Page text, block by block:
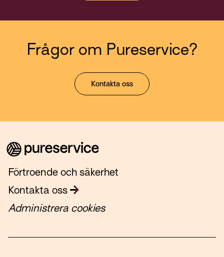
Frågor om Pureservice?
Kontakta oss
Förtroende och säkerhet
Kontakta oss
Administrera cookies